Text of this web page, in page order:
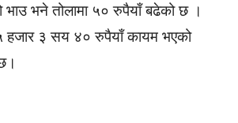
भने तोलामा ५० रुपैयाँ बढेको छ ।
हजार ३ सय ४० रुपैयाँ कायम भएको